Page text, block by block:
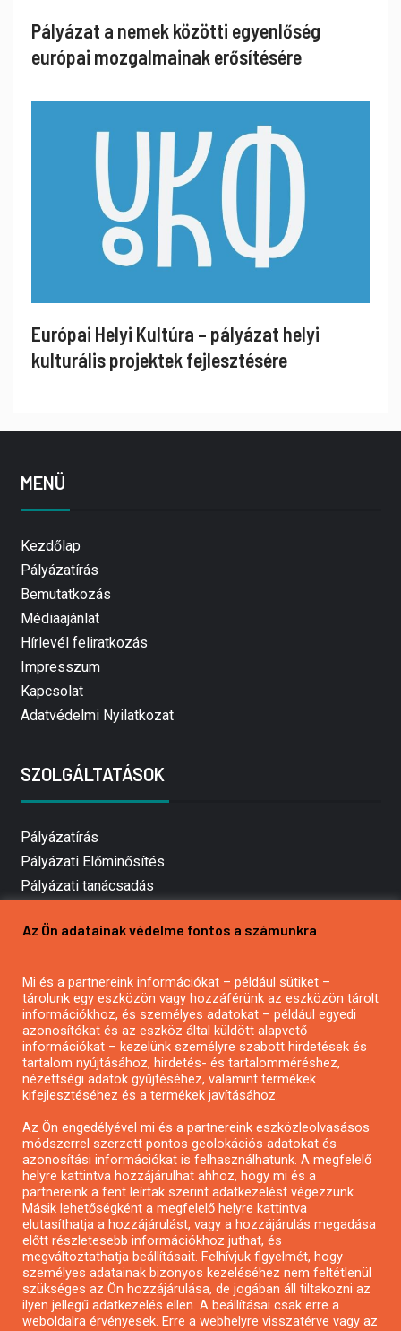
Pályázat a nemek közötti egyenlőség
európai mozgalmainak erősítésére
Európai Helyi Kultúra – pályázat helyi
kulturális projektek fejlesztésére
MENÜ
Kezdőlap
Pályázatírás
Bemutatkozás
Médiaajánlat
Hírlevél feliratkozás
Impresszum
Kapcsolat
Adatvédelmi Nyilatkozat
SZOLGÁLTATÁSOK
Pályázatírás
Pályázati Előminősítés
Pályázati tanácsadás
Mezőgazdasági pályázatírás
Pályázatírás civil szervezeteknek
Pályázatírás önkormányzatoknak
Pályázatfigyelés
Specifikus pályázatfigyelés vagy hírlevél
Pályázatok magánszemélyeknek
Pályázatok civil szervezeteknek
Pályázatok vállalkozásoknak
Önkormányzati pályázatok
Mezőgazdasági pályázatok
Falusi turizmus pályázatok
Napelem pályázatok
Az Ön adatainak védelme fontos a számunkra
Mi és a partnereink információkat – például sütiket –
tárolunk egy eszközön vagy hozzáférünk az eszközön tárolt
információkhoz, és személyes adatokat – például egyedi
azonosítókat és az eszköz által küldött alapvető
információkat – kezelünk személyre szabott hirdetések és
tartalom nyújtásához, hirdetés- és tartalomméréshez,
nézettségi adatok gyűjtéséhez, valamint termékek
kifejlesztéséhez és a termékek javításához.
Az Ön engedélyével mi és a partnereink eszközleolvasásos
módszerrel szerzett pontos geolokációs adatokat és
azonosítási információkat is felhasználhatunk. A megfelelő
helyre kattintva hozzájárulhat ahhoz, hogy mi és a
partnereink a fent leírtak szerint adatkezelést végezzünk.
Másik lehetőségként a megfelelő helyre kattintva
elutasíthatja a hozzájárulást, vagy a hozzájárulás megadása
előtt részletesebb információkhoz juthat, és
megváltoztathatja beállításait. Felhívjuk figyelmét, hogy
személyes adatainak bizonyos kezeléséhez nem feltétlenül
szükséges az Ön hozzájárulása, de jogában áll tiltakozni az
ilyen jellegű adatkezelés ellen. A beállításai csak erre a
weboldalra érvényesek. Erre a webhelyre visszatérve vagy az